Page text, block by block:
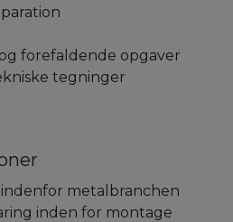
forefaldende opgaver
tegninger
metalbranchen
inden for montage